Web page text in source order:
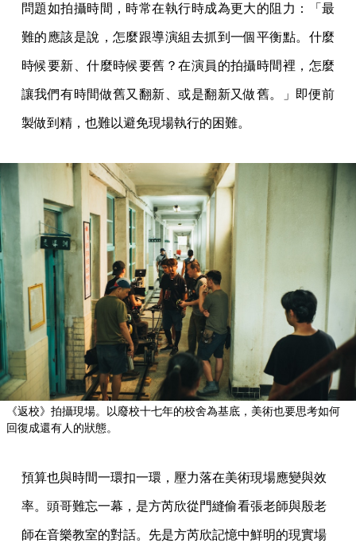
問題如拍攝時間，時常在執行時成為更大的阻力：「最
難的應該是說，怎麼跟導演組去抓到一個平衡點。什麼
時候要新、什麼時候要舊？在演員的拍攝時間裡，怎麼
讓我們有時間做舊又翻新、或是翻新又做舊。」即便前
製做到精，也難以避免現場執行的困難。
《返校》拍攝現場。以廢校十七年的校舍為基底，美術也要思考如何
回復成還有人的狀態。
預算也與時間一環扣一環，壓力落在美術現場應變與效
率。頭哥難忘一幕，是方芮欣從門縫偷看張老師與殷老
師在音樂教室的對話。先是方芮欣記憶中鮮明的現實場